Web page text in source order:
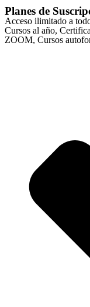
Planes de
Acceso ilimitado a
Cursos al año,
ZOOM, Cursos